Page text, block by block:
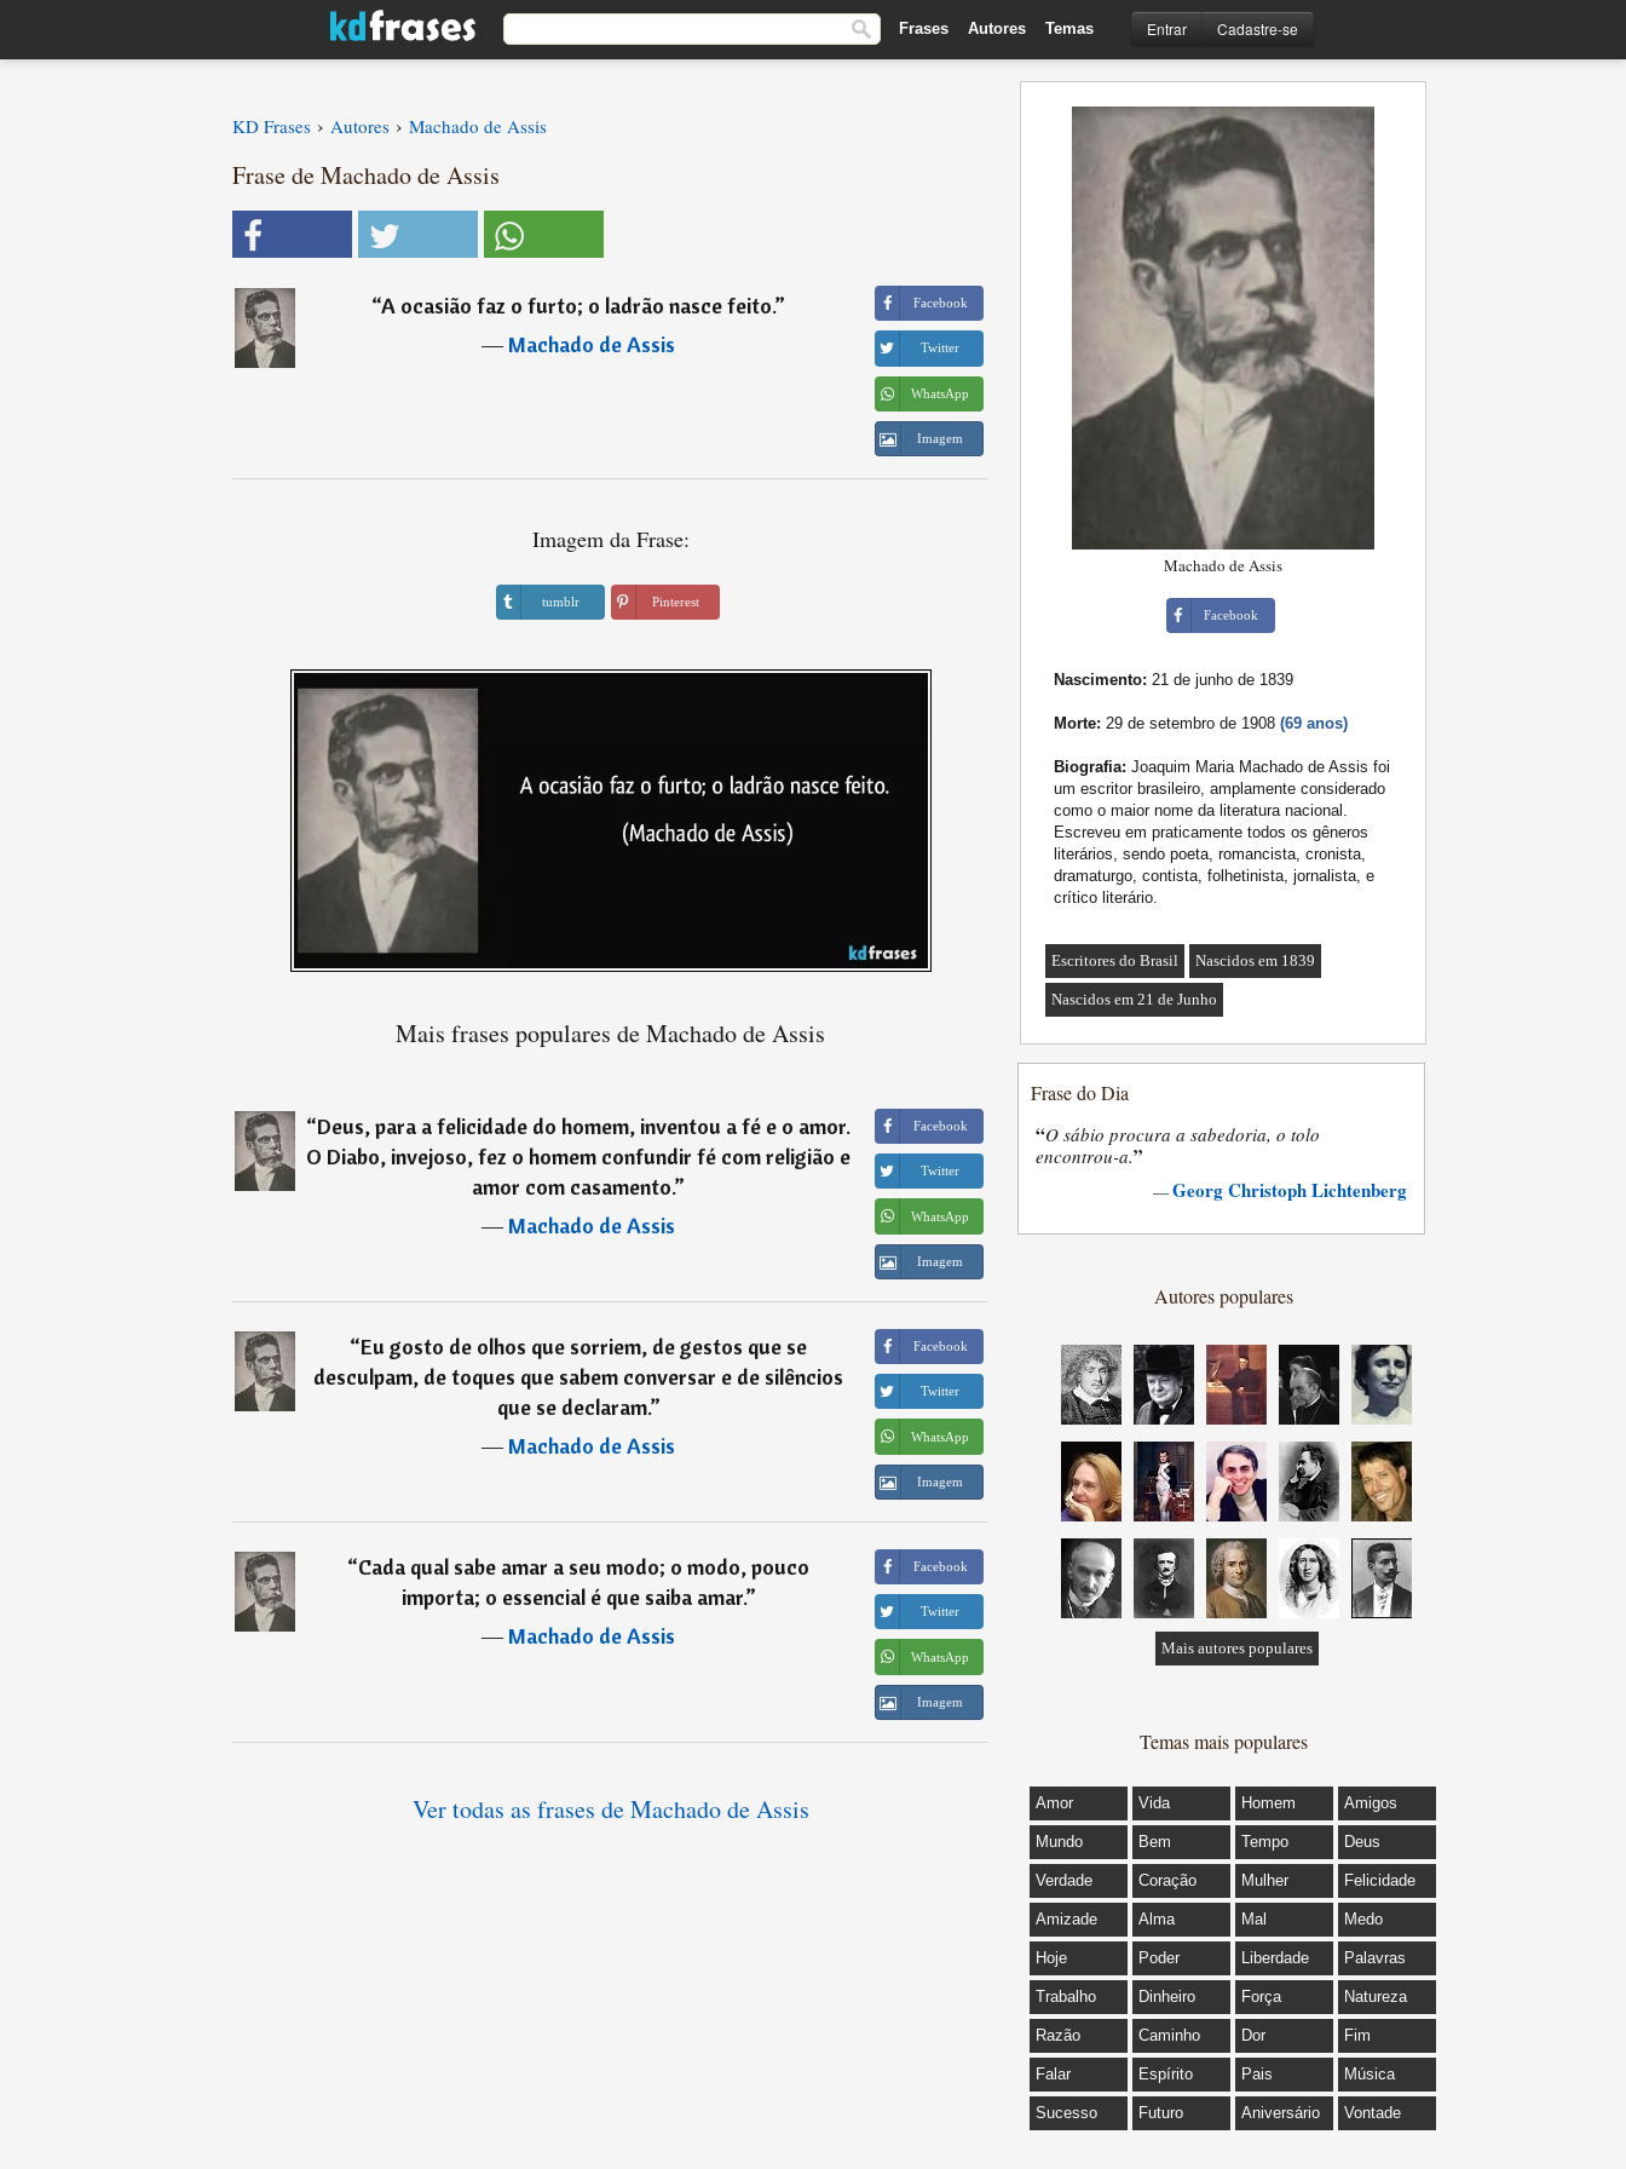
Frases Autores Temas Entrar Cadastre-se
KD Frases › Autores › Machado de Assis
Frase de Machado de Assis
“A ocasião faz o furto; o ladrão nasce feito.”
―Machado de Assis
Facebook
Twitter
WhatsApp
Imagem
Imagem da Frase:
tumblr Pinterest
Mais frases populares de Machado de Assis
“Deus, para a felicidade do homem, inventou a fé e o amor.
O Diabo, invejoso, fez o homem confundir fé com religião e
amor com casamento.”
―Machado de Assis
Facebook
Twitter
WhatsApp
Imagem
“Eu gosto de olhos que sorriem, de gestos que se
desculpam, de toques que sabem conversar e de silêncios
que se declaram.”
―Machado de Assis
Facebook
Twitter
WhatsApp
Imagem
“Cada qual sabe amar a seu modo; o modo, pouco
importa; o essencial é que saiba amar.”
―Machado de Assis
Facebook
Twitter
WhatsApp
Imagem
Ver todas as frases de Machado de Assis
Machado de Assis
Facebook
Nascimento: 21 de junho de 1839
Morte: 29 de setembro de 1908 (69 anos)
Biografia: Joaquim Maria Machado de Assis foi
um escritor brasileiro, amplamente considerado
como o maior nome da literatura nacional.
Escreveu em praticamente todos os gêneros
literários, sendo poeta, romancista, cronista,
dramaturgo, contista, folhetinista, jornalista, e
crítico literário.
Escritores do Brasil Nascidos em 1839
Nascidos em 21 de Junho
Frase do Dia
“O sábio procura a sabedoria, o tolo
encontrou-a.”
—Georg Christoph Lichtenberg
Autores populares
Mais autores populares
Temas mais populares
Amor Vida Homem Amigos
Mundo Bem Tempo Deus
Verdade Coração Mulher Felicidade
Amizade Alma Mal Medo
Hoje Poder Liberdade Palavras
Trabalho Dinheiro Força Natureza
Razão Caminho Dor Fim
Falar Espírito Pais Música
Sucesso Futuro Aniversário Vontade